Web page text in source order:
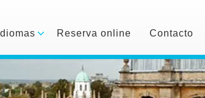
Idiomas Reserva online Contacto